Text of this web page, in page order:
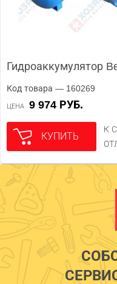
Гидроаккумулятор
Код товара — 160269
ЦЕНА 9 974 РУБ.
КУПИТЬ
К